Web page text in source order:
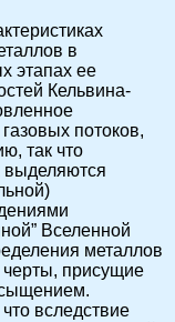
в
этапах ее
Кельвина-
потоков,
так что
выделяются
Вселенной
металлов
черты, присущие
вследствие